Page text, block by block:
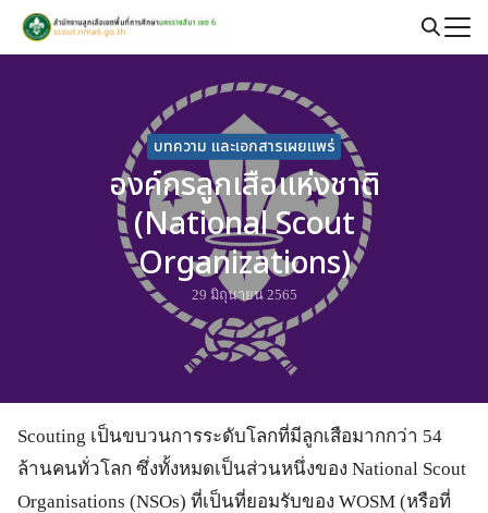
Skip
บทความ และเอกสารเผยแพร่
องค์กรลูกเสือแห่งชาติ
(National Scout
Organizations)
29 มิถุนายน 2565
Scouting เป็นขบวนการระดับโลกที่มีลูกเสือมากกว่า 54
ล้านคนทั่วโลก ซึ่งทั้งหมดเป็นส่วนหนึ่งของ National Scout
Organisations (NSOs) ที่เป็นที่ยอมรับของ WOSM (หรือที่